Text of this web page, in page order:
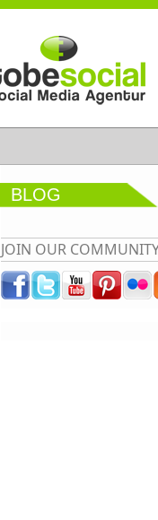
BLOG
JOIN OUR